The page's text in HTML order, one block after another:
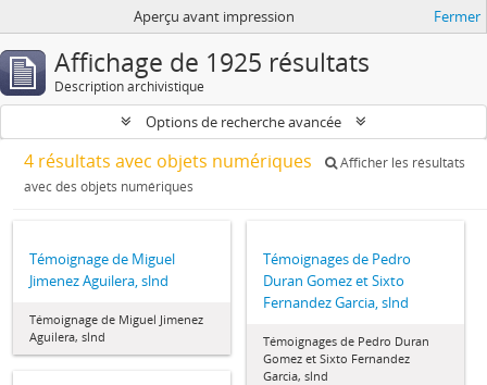
Aperçu avant impression Fermer
Affichage de 1925 résultats
Description archivistique
Options de recherche avancée
4 résultats avec objets numériques
Afficher les résultats
avec des objets numériques
Témoignage de Miguel
Jimenez Aguilera, slnd
Témoignage de Miguel Jimenez
Aguilera, slnd
Témoignages de Pedro
Duran Gomez et Sixto
Fernandez Garcia, slnd
Témoignages de Pedro Duran
Gomez et Sixto Fernandez
Garcia, slnd